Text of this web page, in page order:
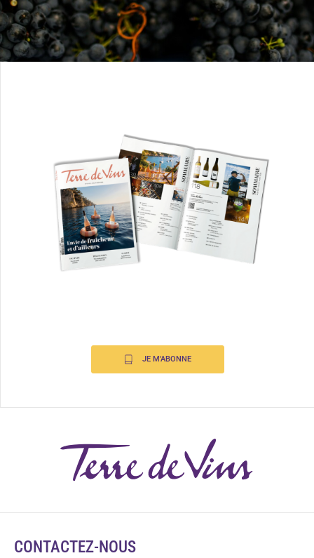
JE M'ABONNE
CONTACTEZ-NOUS